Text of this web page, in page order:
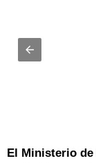
El Ministerio de